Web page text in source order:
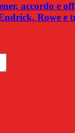
accordo e
Rowe e